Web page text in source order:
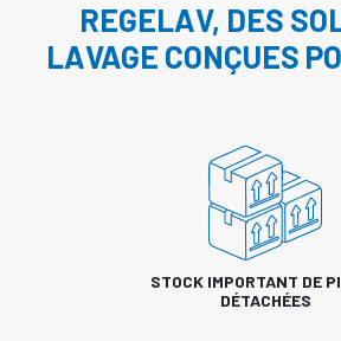
REGELAV, DES
LAVAGE CONÇUES
STOCK IMPORTANT DE
DÉTACHÉES